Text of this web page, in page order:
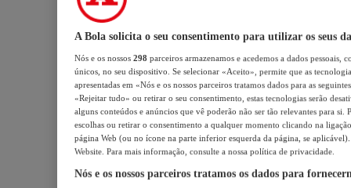
A Bola solicita o seu consentimento para utilizar os seus
Nós e os nossos 298 parceiros armazenamos e acedemos a dados pessoais,
únicos, no seu dispositivo. Se selecionar «Aceito», permite que as
apresentadas em «Nós e os nossos parceiros tratamos dados para as
«Rejeitar tudo» ou retirar o seu consentimento, estas tecnologias serão
alguns conteúdos e anúncios que vê poderão não ser tão relevantes para si.
escolhas ou retirar o consentimento a qualquer momento clicando na
página Web (ou no ícone na parte inferior esquerda da página, se aplicável).
Website. Para mais informação, consulte a nossa política de privacidade.
Nós e os nossos parceiros tratamos os dados para